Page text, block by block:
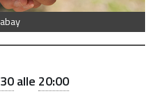
alle 20:00